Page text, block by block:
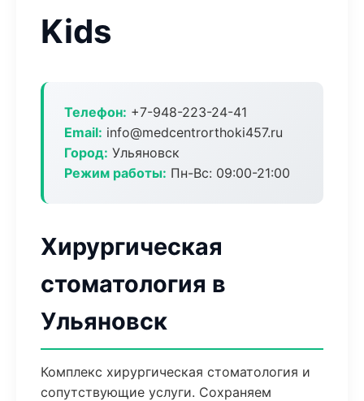
Kids
Телефон: +7-948-223-24-41
Email: info@medcentrorthoki457.ru
Город: Ульяновск
Режим работы: Пн-Вс: 09:00-21:00
Хирургическая
стоматология в
Ульяновск
Комплекс хирургическая стоматология и
сопутствующие услуги. Сохраняем